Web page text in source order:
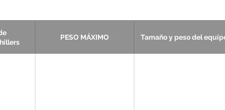
PESO MÁXIMO Tamaño y peso del